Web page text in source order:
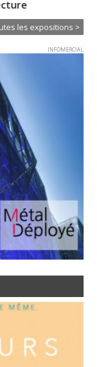
les expositions >
INFOMERCIAL